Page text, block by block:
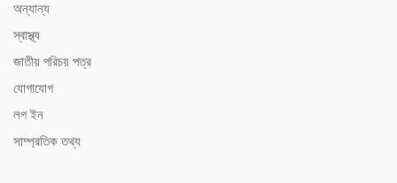
অন্যান্য
স্বাস্থ্য
জাতীয় পরিচয় পত্র
যোগাযোগ
লগ ইন
সাম্প্রতিক তথ্য